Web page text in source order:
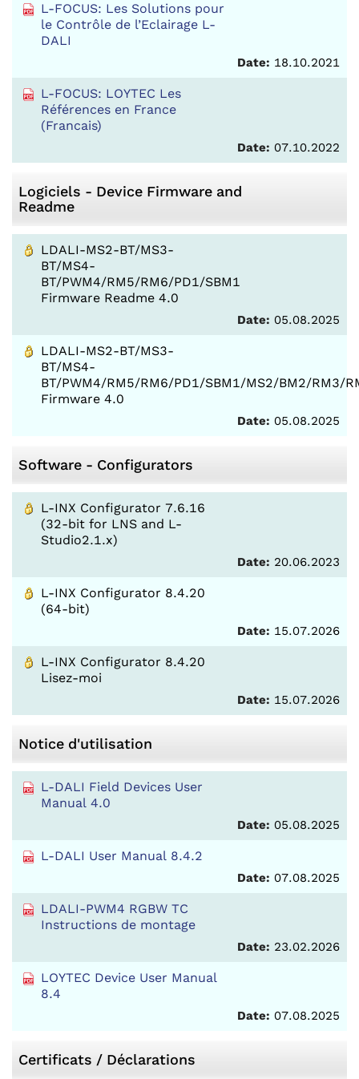
L-FOCUS: Les Solutions pour
le Contrôle de l’Eclairage L-
DALI
Date: 18.10.2021
L-FOCUS: LOYTEC Les
Références en France
(Francais)
Date: 07.10.2022
Logiciels - Device Firmware and
Readme
LDALI-MS2-BT/MS3-
BT/MS4-
BT/PWM4/RM5/RM6/PD1/SBM1
Firmware Readme 4.0
Date: 05.08.2025
LDALI-MS2-BT/MS3-
BT/MS4-
BT/PWM4/RM5/RM6/PD1/SBM1/MS2/BM2/RM3/
Firmware 4.0
Date: 05.08.2025
Software - Configurators
L-INX Configurator 7.6.16
(32-bit for LNS and L-
Studio2.1.x)
Date: 20.06.2023
L-INX Configurator 8.4.20
(64-bit)
Date: 15.07.2026
L-INX Configurator 8.4.20
Lisez-moi
Date: 15.07.2026
Notice d'utilisation
L-DALI Field Devices User
Manual 4.0
Date: 05.08.2025
L-DALI User Manual 8.4.2
Date: 07.08.2025
LDALI-PWM4 RGBW TC
Instructions de montage
Date: 23.02.2026
LOYTEC Device User Manual
8.4
Date: 07.08.2025
Certificats / Déclarations